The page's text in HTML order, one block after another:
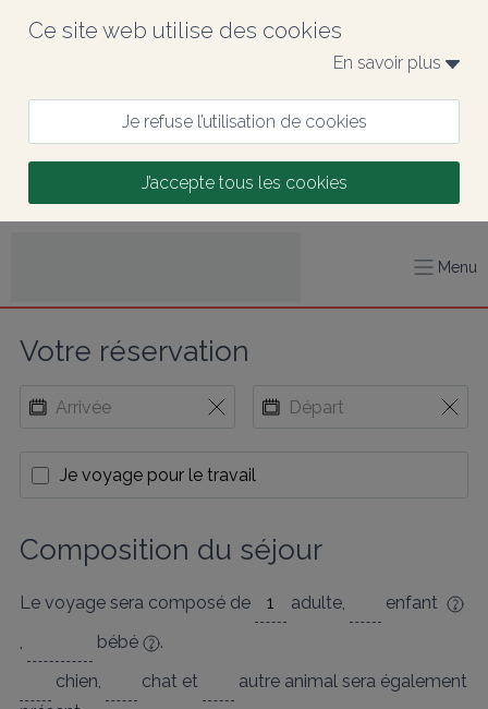
Ce site web utilise des cookies
En savoir plus
Je refuse l’utilisation de cookies
J’accepte tous les cookies
Menu
Votre réservation
Je voyage pour le travail
Composition du séjour
Le voyage sera composé de adulte,
enfant
,
bébé
.
chien, chat et autre animal sera également